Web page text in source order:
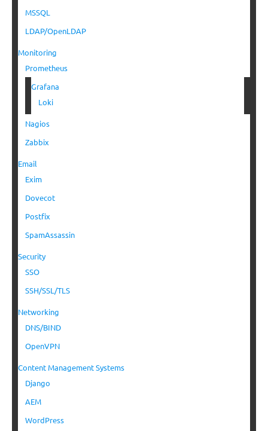
MSSQL
LDAP/OpenLDAP
Monitoring
Prometheus
Grafana
Loki
Nagios
Zabbix
Email
Exim
Dovecot
Postfix
SpamAssassin
Security
SSO
SSH/SSL/TLS
Networking
DNS/BIND
OpenVPN
Content Management Systems
Django
AEM
WordPress